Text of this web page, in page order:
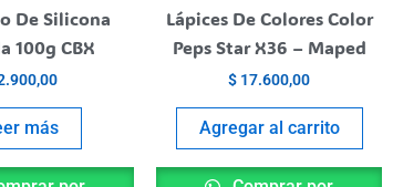
De Silicona
100g CBX
más
Lápices De Colores Color
Peps Star X36 – Maped
$ 17.600,00
Agregar al carrito